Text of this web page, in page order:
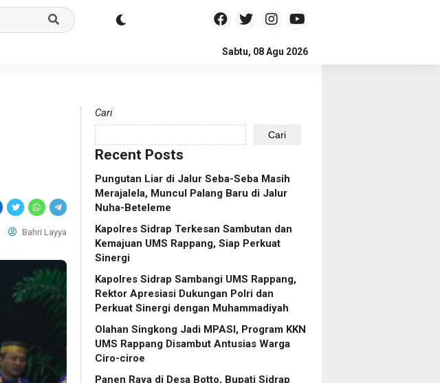
Sabtu, 08 Agu 2026
Bahri Layya
Cari
Cari
Recent Posts
Pungutan Liar di Jalur Seba-Seba Masih
Merajalela, Muncul Palang Baru di Jalur
Nuha-Beteleme
Kapolres Sidrap Terkesan Sambutan dan
Kemajuan UMS Rappang, Siap Perkuat
Sinergi
Kapolres Sidrap Sambangi UMS Rappang,
Rektor Apresiasi Dukungan Polri dan
Perkuat Sinergi dengan Muhammadiyah
Olahan Singkong Jadi MPASI, Program KKN
UMS Rappang Disambut Antusias Warga
Ciro-ciroe
Panen Raya di Desa Botto, Bupati Sidrap